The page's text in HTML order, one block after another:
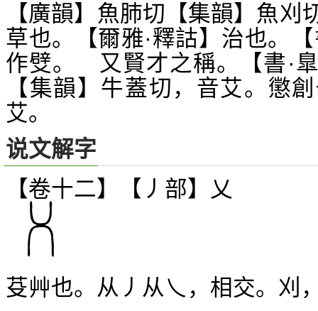
【廣韻】魚肺切【集韻】魚刈
草也。【爾雅·釋詁】治也。
作䢃。 又賢才之稱。【書·
【集韻】牛蓋切，音艾。懲
艾。
说文解字
【卷十二】【丿部】 乂
芟艸也。从丿从乀，相交。刈